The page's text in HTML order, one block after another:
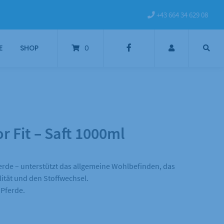
+43 664 34 629 08
SHOP 0
Fit – Saft 1000ml
– unterstützt das allgemeine Wohlbefinden, das
und den Stoffwechsel.